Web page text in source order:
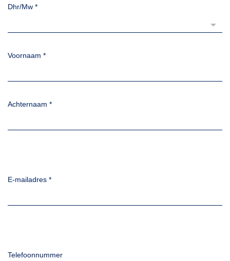
Dhr/Mw *
Voornaam *
Achternaam *
E-mailadres *
Telefoonnummer